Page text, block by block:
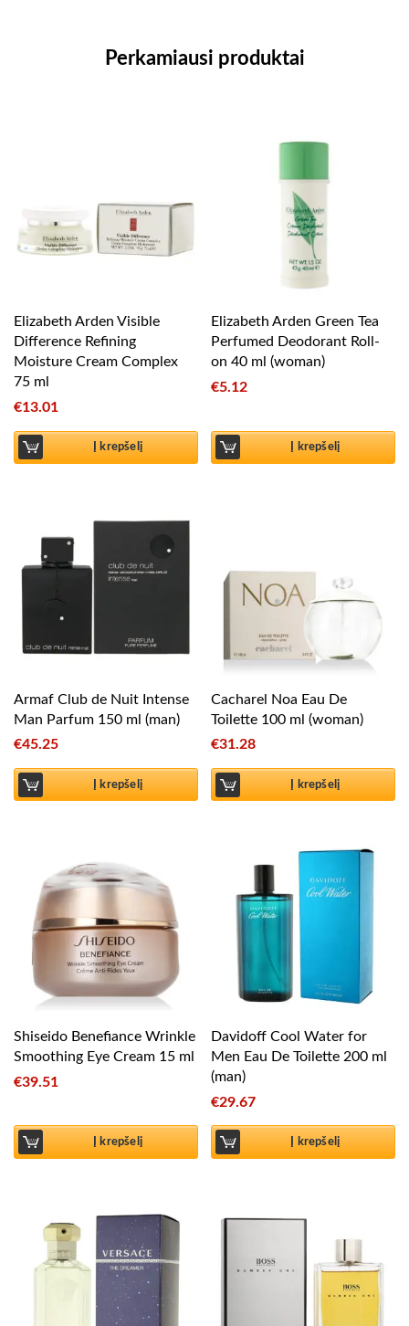
Perkamiausi produktai
Elizabeth Arden Visible
Difference Refining
Moisture Cream Complex
75 ml
€13.01
Į krepšelį
Elizabeth Arden Green Tea
Perfumed Deodorant Roll-
on 40 ml (woman)
€5.12
Į krepšelį
Armaf Club de Nuit Intense
Man Parfum 150 ml (man)
€45.25
Į krepšelį
Cacharel Noa Eau De
Toilette 100 ml (woman)
€31.28
Į krepšelį
Shiseido Benefiance Wrinkle
Smoothing Eye Cream 15 ml
€39.51
Į krepšelį
Davidoff Cool Water for
Men Eau De Toilette 200 ml
(man)
€29.67
Į krepšelį